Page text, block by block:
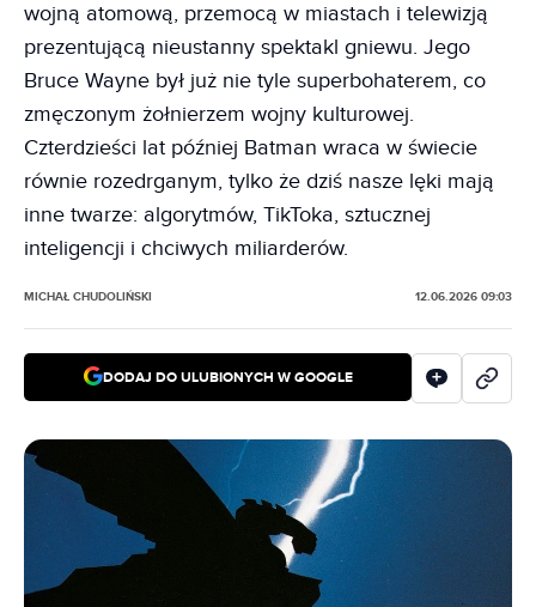
wojną atomową, przemocą w miastach i telewizją
prezentującą nieustanny spektakl gniewu. Jego
Bruce Wayne był już nie tyle superbohaterem, co
zmęczonym żołnierzem wojny kulturowej.
Czterdzieści lat później Batman wraca w świecie
równie rozedrganym, tylko że dziś nasze lęki mają
inne twarze: algorytmów, TikToka, sztucznej
inteligencji i chciwych miliarderów.
MICHAŁ CHUDOLIŃSKI 12.06.2026 09:03
DODAJ DO ULUBIONYCH W GOOGLE